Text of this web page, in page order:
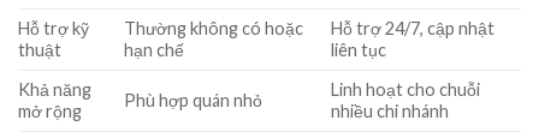
Hỗ trợ kỹ
thuật
Thường không có hoặc
hạn chế
Hỗ trợ 24/7, cập nhật
liên tục
Khả năng
mở rộng
Phù hợp quán nhỏ
Linh hoạt cho chuỗi
nhiều chi nhánh